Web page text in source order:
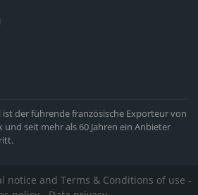
ist der führende französische Exporteur von
und seit mehr als 60 Jahren ein Anbieter
notice and Terms & Conditions of use -